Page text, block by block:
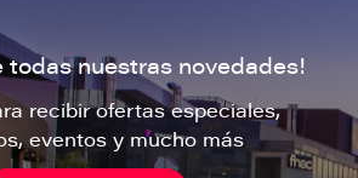
todas nuestras novedades!
recibir ofertas especiales,
eventos y mucho más